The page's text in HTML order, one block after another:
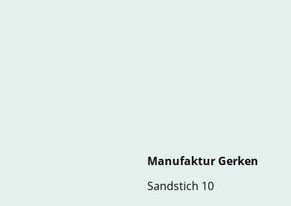
Manufaktur Gerken
Sandstich 10